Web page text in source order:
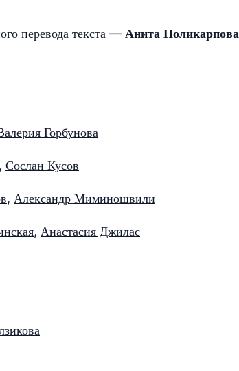
перевода текста — Анита Поликарпова
Горбунова
, Сослан Кусов
, Александр Миминошвили
, Анастасия Джилас